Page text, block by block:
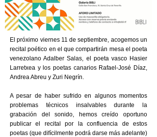
El próximo viernes 11 de septiembre, acogemos un
recital poético en el que compartirán mesa el poeta
venezolano Adalber Salas, el poeta vasco Hasier
Larretxea y los poetas canarios Rafael-José Díaz,
Andrea Abreu y Zuri Negrín.
A pesar de haber sufrido en algunos momentos
problemas técnicos insalvables durante la
grabación del sonido, hemos creído oportuno
publicar el recital por la confluencia de estos
poetas (que difícilmente podrá darse más adelante)